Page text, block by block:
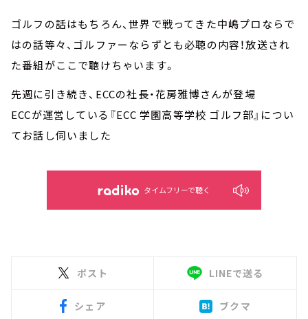
ゴルフの話はもちろん、世界で戦ってきた中嶋プロならで
はの話等々、ゴルファーならずとも必聴の内容！放送され
た番組がここで聴けちゃいます。
先週に引き続き、ECCの社長・花房雅博さんが登場
ECCが運営している『ECC 学園高等学校 ゴルフ部』につい
てお話し伺いました
タイムフリーで聴く
ポスト LINEで送る
シェア ブクマ